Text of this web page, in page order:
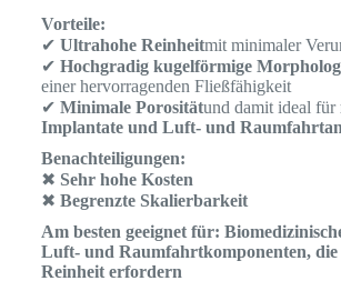
Vorteile:
✔ Ultrahohe Reinheitmit minimaler
✔ Hochgradig kugelförmige
einer hervorragenden Fließfähigkeit
✔ Minimale Porositätund damit ideal für
Implantate und Luft- und
Benachteiligungen:
✖ Sehr hohe Kosten
✖ Begrenzte Skalierbarkeit
Am besten geeignet für:
Luft- und Raumfahrtkomponenten, die
Reinheit erfordern